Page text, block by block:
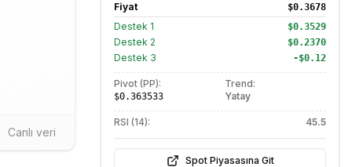
Canlı veri
Fiyat $0.3678
Destek 1 $0.3529
Destek 2 $0.2370
Destek 3 -$0.12
Pivot (PP):
$0.363533
Trend:
Yatay
RSI (14): 45.5
Spot Piyasasına Git